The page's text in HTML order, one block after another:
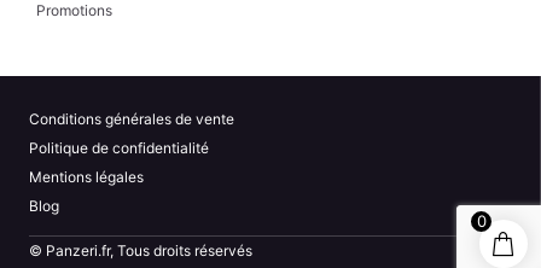
0
Promotions
© Panzeri.fr, Tous droits réservés
Conditions générales de vente
Politique de confidentialité
Mentions légales
Blog